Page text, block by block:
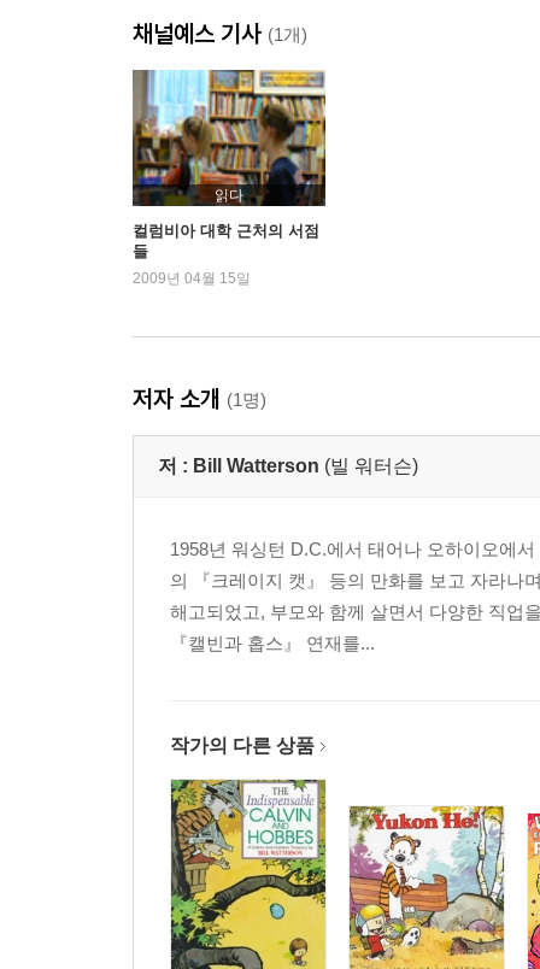
채널예스 기사 (1개)
읽다
컬럼비아 대학 근처의 서점
들
2009년 04월 15일
저자 소개 (1명)
저 : Bill Watterson (빌 워터슨)
1958년 워싱턴 D.C.에서 태어나 오하이오에
의 『크레이지 캣』 등의 만화를 보고 자라나
해고되었고, 부모와 함께 살면서 다양한 직업
『캘빈과 홉스』 연재를...
작가의 다른 상품